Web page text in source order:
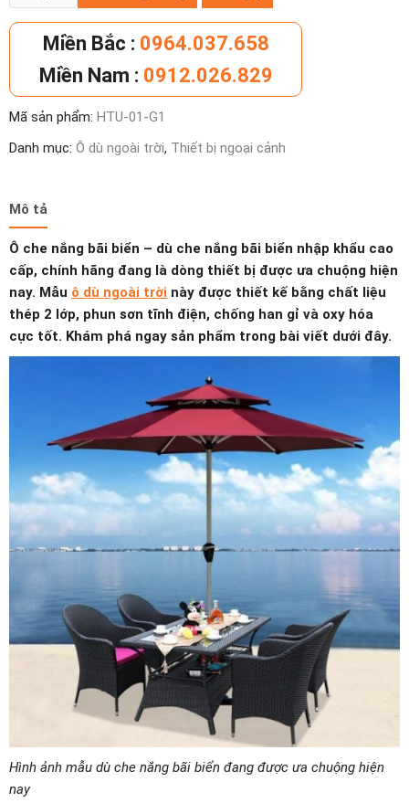
che
nắng
tròn
chính
tâm
mét
số
lượng
Miền Bắc : 0964.037.658
Miền Nam : 0912.026.829
Mã sản phẩm: HTU-01-G1
Danh mục: Ô dù ngoài trời, Thiết bị ngoại cảnh
Mô tả
Ô che nắng bãi biển – dù che nắng bãi biển nhập khẩu cao
cấp, chính hãng đang là dòng thiết bị được ưa chuộng hiện
nay. Mẫu ô dù ngoài trời này được thiết kế bằng chất liệu
thép 2 lớp, phun sơn tĩnh điện, chống han gỉ và oxy hóa
cực tốt. Khám phá ngay sản phẩm trong bài viết dưới đây.
Hình ảnh mẫu dù che nắng bãi biển đang được ưa chuộng hiện
nay